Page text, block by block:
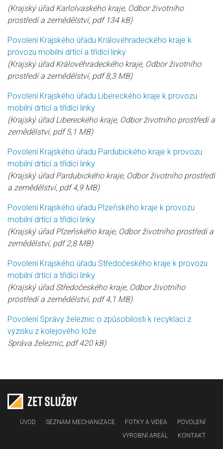
(Krajský úřad Karlolvaského kraje, Odbor životního
prostředí a zemědělství, pdf 134 kB)
Povolení Krajského úřadu Královéhradeckého kraje k
provozu mobilní drtící a třídící linky
(Krajský úřad Královéhradeckého kraje, Odbor životního
prostředí a zemědělství, pdf 8,3 MB)
Povolení Krajského úřadu Libereckého kraje k provozu
mobilní drtící a třídící linky
(Krajský úřad Libereckého kraje, Odbor životního prostředí a
zemědělství, pdf 5,1 MB)
Povolení Krajského úřadu Pardubického kraje k provozu
mobilní drtící a třídící linky
(Krajský úřad Pardubického kraje, Odbor životního prostředí
a zemědělství, pdf 4,9 MB)
Povolení Krajského úřadu Plzeňského kraje k provozu
mobilní drtící a třídící linky
(Krajský úřad Plzeňského kraje, Odbor životního prostředí a
zemědělství, pdf 2,8 MB)
Povolení Krajského úřadu Středočeského kraje k provozu
mobilní drtící a třídící linky
(Krajský úřad Středočeského kraje, Odbor životního
prostředí a zemědělství, pdf 4,1 MB)
Povolení Správy železnic o způsobilosti k recyklaci z
výzisku z kolejového lože
Správa železnic, pdf 420 kB)
ÚVOD SEZNAM MECHANIZACE FOTKY A VIDEA
POVOLENÍ
VÝROBNÍ AREÁL
KONTAKT